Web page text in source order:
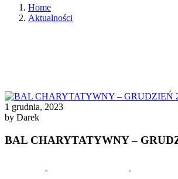
Home
Aktualności
1 grudnia, 2023
by Darek
BAL CHARYTATYWNY –